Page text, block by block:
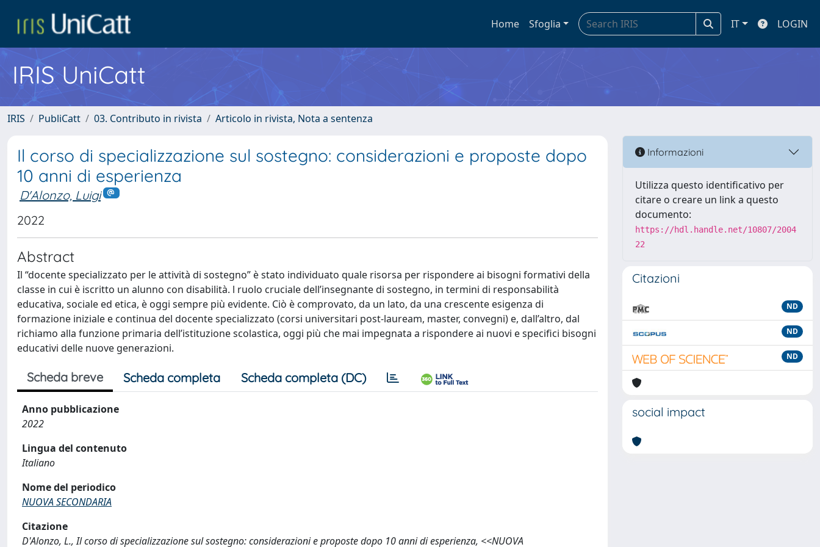
Home Sfoglia IT LOGIN
IRIS UniCatt
IRIS PubliCatt 03. Contributo in rivista Articolo in rivista, Nota a sentenza
Il corso di specializzazione sul sostegno: considerazioni e proposte dopo
10 anni di esperienza
D'Alonzo, Luigi
2022
Abstract
Il “docente specializzato per le attività di sostegno” è stato individuato quale risorsa per rispondere ai bisogni formativi della
classe in cui è iscritto un alunno con disabilità. l ruolo cruciale dell’insegnante di sostegno, in termini di responsabilità
educativa, sociale ed etica, è oggi sempre più evidente. Ciò è comprovato, da un lato, da una crescente esigenza di
formazione iniziale e continua del docente specializzato (corsi universitari post-lauream, master, convegni) e, dall’altro, dal
richiamo alla funzione primaria dell’istituzione scolastica, oggi più che mai impegnata a rispondere ai nuovi e specifici bisogni
educativi delle nuove generazioni.
Scheda breve Scheda completa Scheda completa (DC)
Anno pubblicazione
2022
Lingua del contenuto
Italiano
Nome del periodico
NUOVA SECONDARIA
Citazione
D'Alonzo, L., Il corso di specializzazione sul sostegno: considerazioni e proposte dopo 10 anni di esperienza, <<NUOVA
Informazioni
Utilizza questo identificativo per
citare o creare un link a questo
documento:
https://hdl.handle.net/10807/2004
22
Citazioni
ND
ND
ND
social impact